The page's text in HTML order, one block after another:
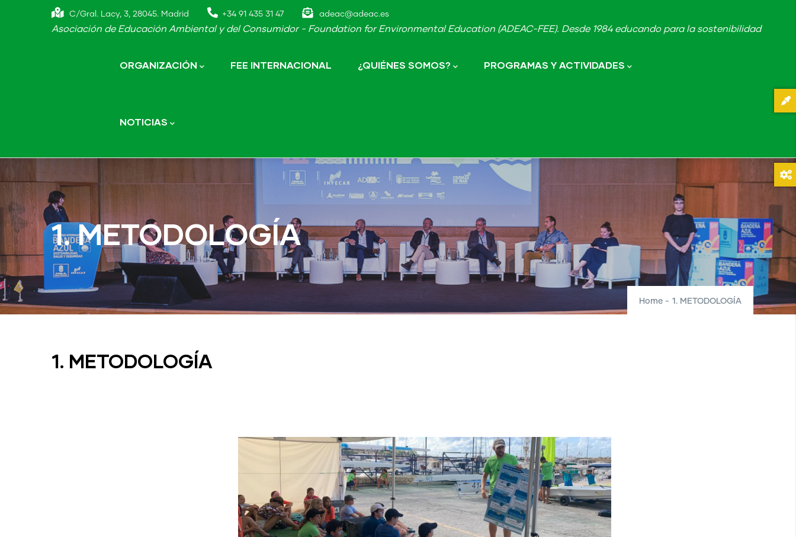
C/Gral. Lacy, 3, 28045. Madrid +34 91 435 31 47 adeac@adeac.es
Asociación de Educación Ambiental y del Consumidor - Foundation for Environmental Education (ADEAC-FEE). Desde 1984 educando para la sostenibilidad
navigation
ORGANIZACIÓN FEE INTERNACIONAL ¿QUIÉNES SOMOS? PROGRAMAS Y ACTIVIDADES
NOTICIAS
1. METODOLOGÍA
Home - 1. METODOLOGÍA
1. METODOLOGÍA